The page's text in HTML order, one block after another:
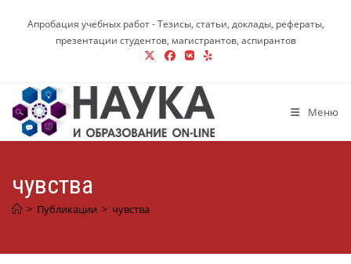
содержимому
Апробация учебных работ - Тезисы, статьи, доклады, рефераты,
презентации студентов, магистрантов, аспирантов
Меню
чувства
> Публикации > чувства